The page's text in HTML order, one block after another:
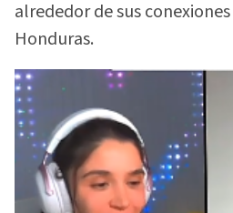
alrededor de sus
Honduras.